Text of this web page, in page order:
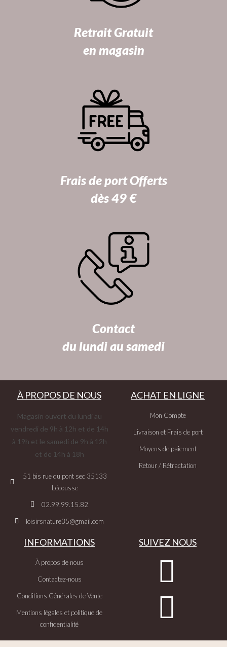
Retrait Gratuit
en magasin
Frais de port Offerts
dès 49 €
Contact
du lundi au samedi
À PROPOS DE NOUS
Magasin ouvert du lundi au
vendredi de 9h à 12h et de 14h
à 19h et le samedi de 9h à 12h
et de 14h à 18h
51 bis rue du pont sec 35133
Lécousse
02.99.99.15.82
loisirsnature35@gmail.com
ACHAT EN LIGNE
Mon Compte
Livraison et Frais de port
Moyens de paiement
Retour / Rétractation
INFORMATIONS
À propos de nous
Contactez-nous
Conditions Générales de Vente
Mentions légales et politique de
confidentialité
SUIVEZ NOUS